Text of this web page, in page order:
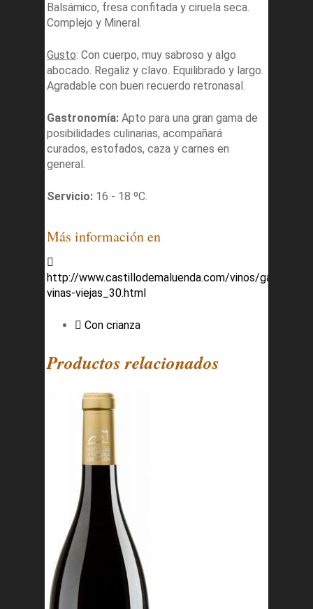
Balsámico, fresa confitada y ciruela seca.
Complejo y Mineral.
Gusto: Con cuerpo, muy sabroso y algo
abocado. Regaliz y clavo. Equilibrado y largo.
Agradable con buen recuerdo retronasal.
Gastronomía: Apto para una gran gama de
posibilidades culinarias, acompañará
curados, estofados, caza y carnes en
general.
Servicio: 16 - 18 ºC.
Más información en
http://www.castillodemaluenda.com/vinos/garnacha-
vinas-viejas_30.html
Con crianza
Productos relacionados